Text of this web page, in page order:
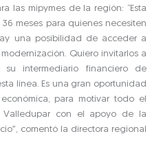
las mipymes de la región: “Esta
meses para quienes necesiten
una posibilidad de acceder a
Quiero invitarlos a
intermediario financiero de
línea. Es una gran oportunidad
para motivar todo el
Valledupar con el apoyo de la
comentó la directora regional